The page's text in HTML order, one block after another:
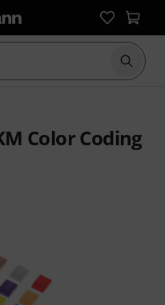
Suche
Color Coding
6 Kundenbewertungen